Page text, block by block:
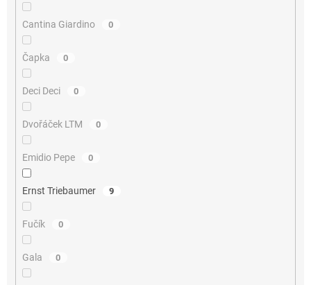
Cantina Giardino 0
Čapka 0
Deci Deci 0
Dvořáček LTM 0
Emidio Pepe 0
Ernst Triebaumer 9
Fučík 0
Gala 0